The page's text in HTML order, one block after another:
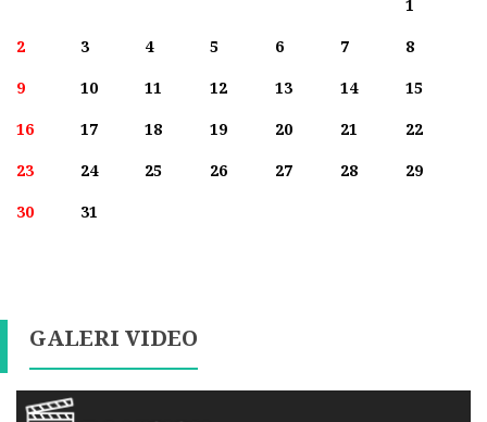
1
2
3 4 5 6 7
8
9
10 11 12 13 14
15
16
17 18 19 20 21
22
23
24 25 26 27 28
29
30
31
GALERI VIDEO